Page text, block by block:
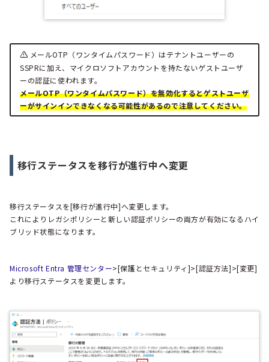
メールOTP（ワンタイムパスワード）はテナントユーザーの
SSPRに加え、マイクロソフトアカウントを持たないゲストユーザ
ーの認証に使われます。
メールOTP（ワンタイムパスワード）を無効化するとゲストユーザ
ーがサインインできなくなる可能性があるので注意してください。
移行ステータスを移行が進行中へ変更
移行ステータスを[移行が進行中]へ変更します。
これによりレガシポリシーと新しい認証ポリシーの両方が有効になるハイ
ブリッド状態になります。
Microsoft Entra 管理センター>[保護とセキュリティ]>[認証方法]>[変更]
より移行ステータスを変更します。